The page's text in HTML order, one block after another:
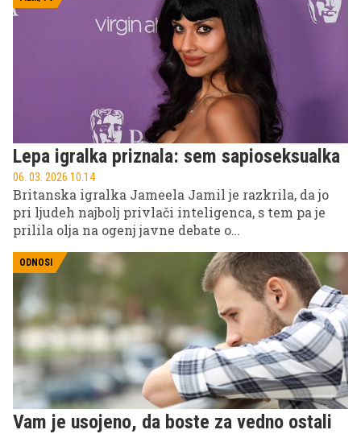
jasne odgovore.
Lepa igralka priznala: sem sapioseksualka
06. 03. 2026 10.14
Britanska igralka Jameela Jamil je razkrila, da jo
pri ljudeh najbolj privlači inteligenca, s tem pa je
prilila olja na ogenj javne debate o
sapioseksualnosti. Poglejmo, kaj ta izraz
pravzaprav pomeni in zakaj um postaja ključni
element privlačnosti v sodobnem svetu.
ODNOSI
Vam je usojeno, da boste za vedno ostali